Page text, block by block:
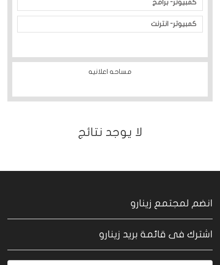
كمبيوتر- برامج
كمبيوتر- انترنت
مساحه اعلانيه
ﻻ يوجد نتائج
انضم لمجتمع زينارو
اشترك فى قائمة بريد زينارو